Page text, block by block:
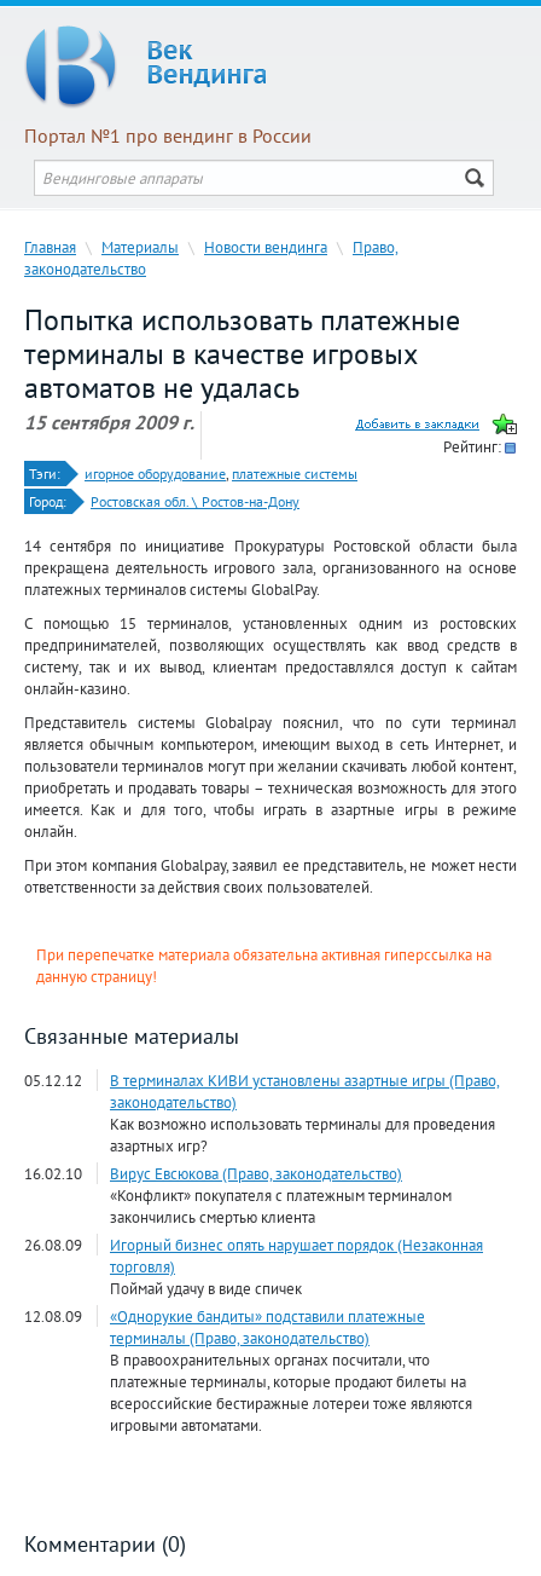
Портал №1 про вендинг в России
Главная \ Материалы \ Новости вендинга \ Право,
законодательство
Попытка использовать платежные
терминалы в качестве игровых
автоматов не удалась
15 сентября 2009 г.
Рейтинг:
Тэги: игорное оборудование, платежные системы
Город:
Ростовская обл. \ Ростов-на-Дону
14 сентября по инициативе Прокуратуры Ростовской области была
прекращена деятельность игрового зала, организованного на основе
платежных терминалов системы GlobalPay.
С помощью 15 терминалов, установленных одним из ростовских
предпринимателей, позволяющих осуществлять как ввод средств в
систему, так и их вывод, клиентам предоставлялся доступ к сайтам
онлайн-казино.
Представитель системы Globalpay пояснил, что по сути терминал
является обычным компьютером, имеющим выход в сеть Интернет, и
пользователи терминалов могут при желании скачивать любой контент,
приобретать и продавать товары – техническая возможность для этого
имеется. Как и для того, чтобы играть в азартные игры в режиме
онлайн.
При этом компания Globalpay, заявил ее представитель, не может нести
ответственности за действия своих пользователей.
При перепечатке материала обязательна активная гиперссылка на
данную страницу!
Связанные материалы
05.12.12
В терминалах КИВИ установлены азартные игры (Право,
законодательство)
Как возможно использовать терминалы для проведения
азартных игр?
16.02.10
Вирус Евсюкова (Право, законодательство)
«Конфликт» покупателя с платежным терминалом
закончились смертью клиента
26.08.09
Игорный бизнес опять нарушает порядок (Незаконная
торговля)
Поймай удачу в виде спичек
12.08.09
«Однорукие бандиты» подставили платежные
терминалы (Право, законодательство)
В правоохранительных органах посчитали, что
платежные терминалы, которые продают билеты на
всероссийские бестиражные лотереи тоже являются
игровыми автоматами.
Комментарии (0)